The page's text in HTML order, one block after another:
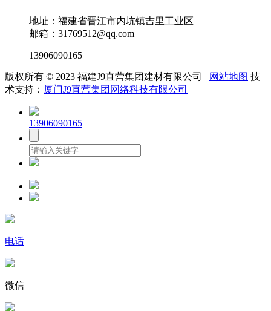
地址：福建省晋江市内坑镇吉里工业区
邮箱：31769512@qq.com
13906090165
版权所有 © 2023 福建J9直营集团建材有限公司 网站地图 技
术支持： 厦门J9直营集团网络科技有限公司
13906090165
电话
微信